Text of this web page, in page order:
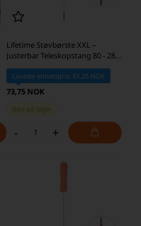
Lifetime Støvbørste XXL –
Justerbar Teleskopstang 80 - 280
Laveste enhetspris: 61,25 NOK
73,75 NOK
Ikke på lager
- +